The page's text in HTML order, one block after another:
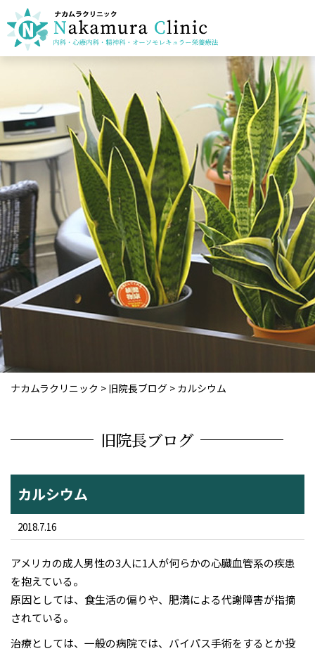
ナカムラクリニック > 旧院長ブログ > カルシウム
旧院長ブログ
カルシウム
2018.7.16
アメリカの成人男性の3人に1人が何らかの心臓血管系の疾患
を抱えている。
原因としては、食生活の偏りや、肥満による代謝障害が指摘
されている。
治療としては、一般の病院では、バイパス手術をするとか投